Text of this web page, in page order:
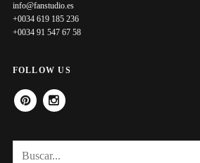
info@fanstudio.es
+0034 619 185 236
+0034 91 547 67 58
FOLLOW US
PINTERESTINSTAGRAM